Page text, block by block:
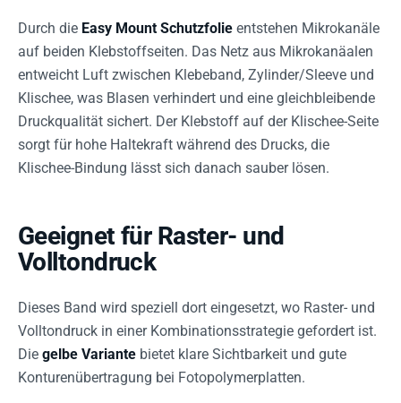
Durch die Easy Mount Schutzfolie entstehen Mikrokanäle
auf beiden Klebstoffseiten. Das Netz aus Mikrokanäalen
entweicht Luft zwischen Klebeband, Zylinder/Sleeve und
Klischee, was Blasen verhindert und eine gleichbleibende
Druckqualität sichert. Der Klebstoff auf der Klischee-Seite
sorgt für hohe Haltekraft während des Drucks, die
Klischee-Bindung lässt sich danach sauber lösen.
Geeignet für Raster- und
Volltondruck
Dieses Band wird speziell dort eingesetzt, wo Raster- und
Volltondruck in einer Kombinationsstrategie gefordert ist.
Die gelbe Variante bietet klare Sichtbarkeit und gute
Konturenübertragung bei Fotopolymerplatten.